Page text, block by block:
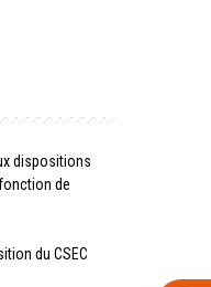
dispositions
de
du CSEC